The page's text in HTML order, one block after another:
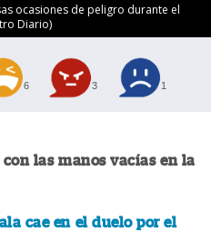
ocasiones de peligro durante el
Diario)
6 3 1
las manos vacías en la
cae en el duelo por el